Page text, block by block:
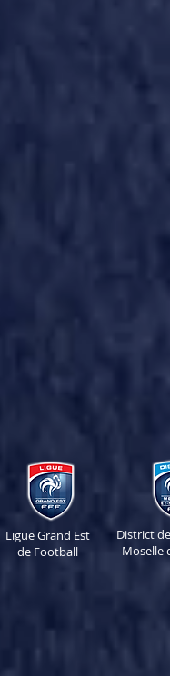
Ligue Grand Est
de Football
District
Moselle